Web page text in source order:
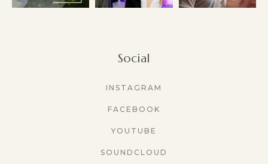
Social
INSTAGRAM
FACEBOOK
YOUTUBE
SOUNDCLOUD